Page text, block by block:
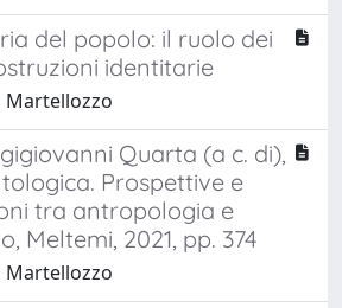
del popolo: il ruolo dei
identitarie
Martellozzo
Quarta (a c. di),
Prospettive e
tra antropologia e
Meltemi, 2021, pp. 374
Martellozzo